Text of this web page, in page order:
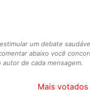
um debate
abaixo você
de cada mensagem.
Mais votados